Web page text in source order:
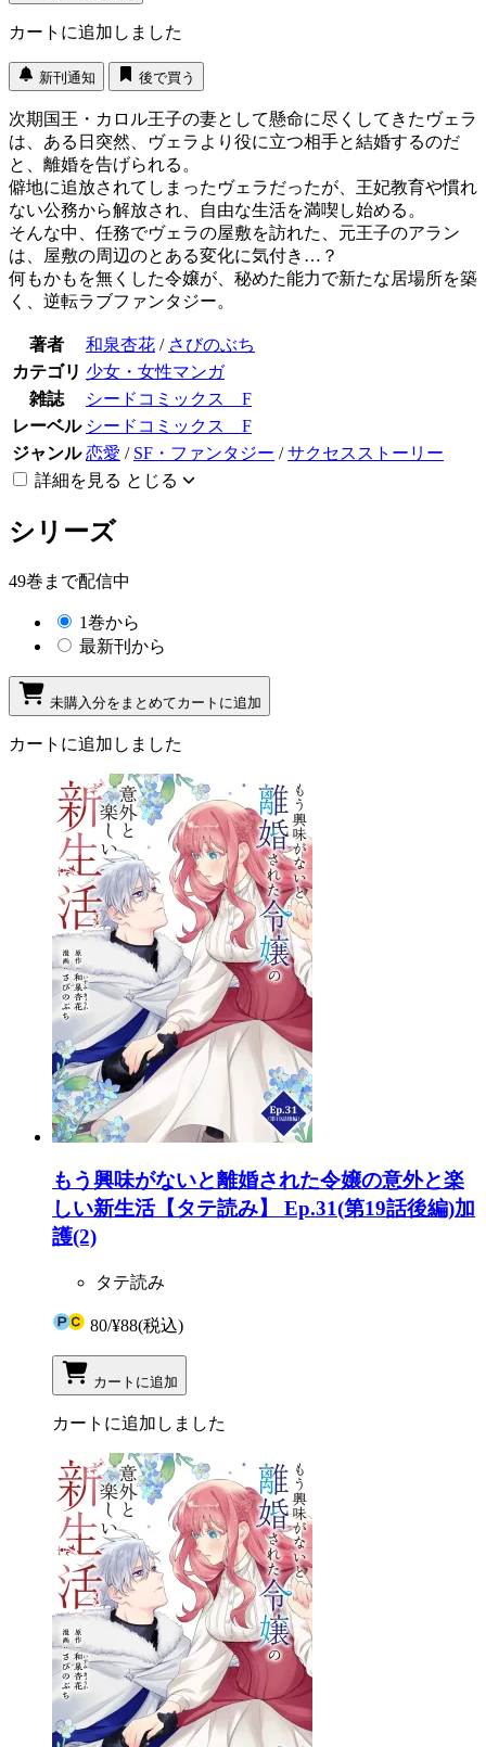
カートに追加しました
新刊通知 後で買う
次期国王・カロル王子の妻として懸命に尽くしてきたヴェラ
は、ある日突然、ヴェラより役に立つ相手と結婚するのだ
と、離婚を告げられる。
僻地に追放されてしまったヴェラだったが、王妃教育や慣れ
ない公務から解放され、自由な生活を満喫し始める。
そんな中、任務でヴェラの屋敷を訪れた、元王子のアラン
は、屋敷の周辺のとある変化に気付き…？
何もかもを無くした令嬢が、秘めた能力で新たな居場所を築
く、逆転ラブファンタジー。
著者 和泉杏花 / さびのぶち
カテゴリ 少女・女性マンガ
雑誌
シードコミックス F
レーベル シードコミックス F
ジャンル 恋愛 / SF・ファンタジー /サクセスストーリー
詳細を見る とじる
シリーズ
49巻まで配信中
1巻から
最新刊から
未購入分をまとめてカートに追加
カートに追加しました
もう興味がないと離婚された令嬢の意外と楽
しい新生活【タテ読み】 Ep.31(第19話後編)加
護(2)
タテ読み
80/¥88(税込)
カートに追加
カートに追加しました